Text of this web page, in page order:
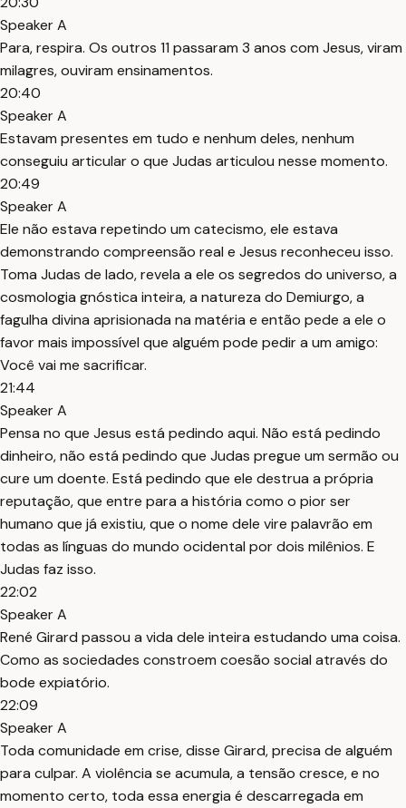
Speaker A
Para, respira. Os outros 11 passaram 3 anos com Jesus, viram
milagres, ouviram ensinamentos.
20:40
Speaker A
Estavam presentes em tudo e nenhum deles, nenhum
conseguiu articular o que Judas articulou nesse momento.
20:49
Speaker A
Ele não estava repetindo um catecismo, ele estava
demonstrando compreensão real e Jesus reconheceu isso.
Toma Judas de lado, revela a ele os segredos do universo, a
cosmologia gnóstica inteira, a natureza do Demiurgo, a
fagulha divina aprisionada na matéria e então pede a ele o
favor mais impossível que alguém pode pedir a um amigo:
Você vai me sacrificar.
21:44
Speaker A
Pensa no que Jesus está pedindo aqui. Não está pedindo
dinheiro, não está pedindo que Judas pregue um sermão ou
cure um doente. Está pedindo que ele destrua a própria
reputação, que entre para a história como o pior ser
humano que já existiu, que o nome dele vire palavrão em
todas as línguas do mundo ocidental por dois milênios. E
Judas faz isso.
22:02
Speaker A
René Girard passou a vida dele inteira estudando uma coisa.
Como as sociedades constroem coesão social através do
bode expiatório.
22:09
Speaker A
Toda comunidade em crise, disse Girard, precisa de alguém
para culpar. A violência se acumula, a tensão cresce, e no
momento certo, toda essa energia é descarregada em